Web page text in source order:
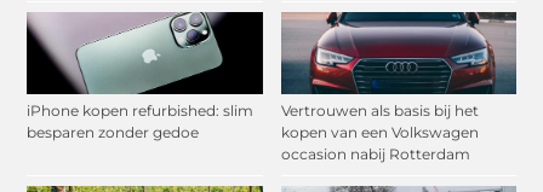
iPhone kopen refurbished: slim
besparen zonder gedoe
Vertrouwen als basis bij het
kopen van een Volkswagen
occasion nabij Rotterdam